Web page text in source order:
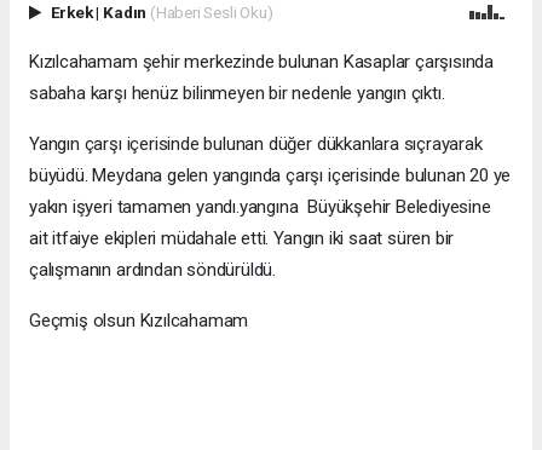
Erkek| Kadın (Haberi Sesli Oku)
Kızılcahamam şehir merkezinde bulunan Kasaplar çarşısında
sabaha karşı henüz bilinmeyen bir nedenle yangın çıktı.
Yangın çarşı içerisinde bulunan düğer dükkanlara sıçrayarak
büyüdü. Meydana gelen yangında çarşı içerisinde bulunan 20 ye
yakın işyeri tamamen yandı.yangına Büyükşehir Belediyesine
ait itfaiye ekipleri müdahale etti. Yangın iki saat süren bir
çalışmanın ardından söndürüldü.
Geçmiş olsun Kızılcahamam